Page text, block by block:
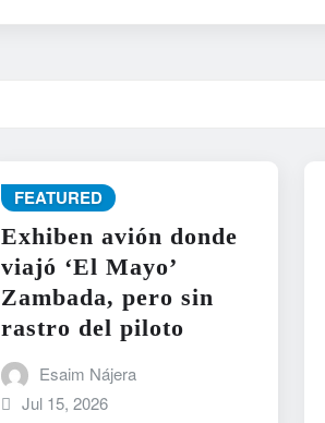
FEATURED
Exhiben avión donde
viajó ‘El Mayo’
Zambada, pero sin
rastro del piloto
Esaim Nájera
Jul 15, 2026